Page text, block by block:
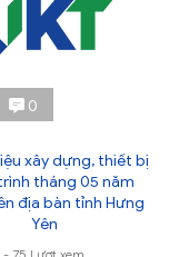
0
xây dựng, thiết bị
tháng 05 năm
địa bàn tỉnh Hưng
Yên